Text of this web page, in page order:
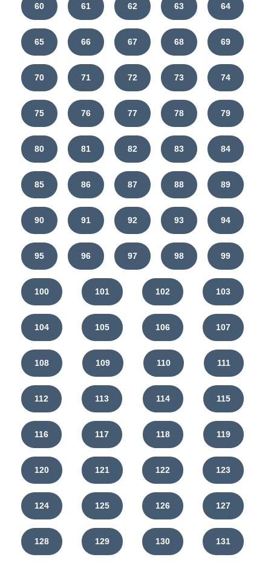
60 61 62 63 64
65 66 67 68 69
70 71 72 73 74
75 76 77 78 79
80 81 82 83 84
85 86 87 88 89
90 91 92 93 94
95 96 97 98 99
100 101 102 103
104 105 106 107
108 109 110 111
112 113 114 115
116 117 118 119
120 121 122 123
124 125 126 127
128 129 130 131